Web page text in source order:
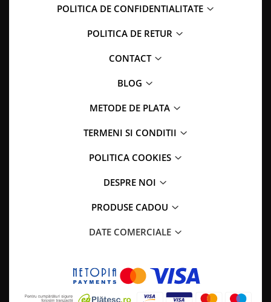
POLITICA DE CONFIDENTIALITATE
POLITICA DE RETUR
CONTACT
BLOG
METODE DE PLATA
TERMENI SI CONDITII
POLITICA COOKIES
DESPRE NOI
PRODUSE CADOU
DATE COMERCIALE